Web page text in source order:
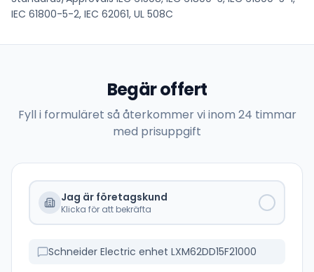
IEC 61800-5-2, IEC 62061, UL 508C
Begär offert
Fyll i formuläret så återkommer vi inom 24 timmar
med prisuppgift
Jag är företagskund
Klicka för att bekräfta
Schneider Electric enhet LXM62DD15F21000